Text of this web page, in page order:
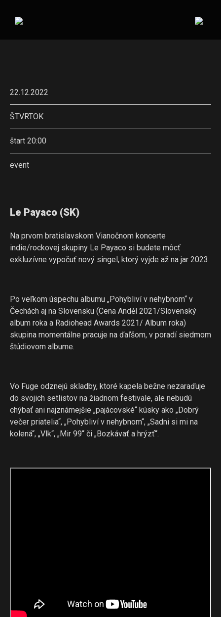
22.12.2022
ŠTVRTOK
štart 20:00
event
Le Payaco (SK)
Na prvom bratislavskom Vianočnom koncerte
indie/rockovej skupiny Le Payaco si budete môcť
exkluzívne vypočuť nový singel, ktorý vyjde až na jar 2023.
Po veľkom úspechu albumu „Pohybliví v nehybnom“ v
Čechách aj na Slovensku (Cena Anděl 2021/Slovenský
album roka a Radiohead Awards 2021/ Album roka)
skupina momentálne pracuje na ďaľšom, v poradí siedmom
štúdiovom albume.
Vo Fuge odznejú skladby, ktoré kapela bežne nezaraďuje
do svojich setlistov na žiadnom festivale, ale nebudú
chýbať ani najznámejšie „pajácovské“ kúsky ako „Dobrý
večer priatelia“, „Pohybliví v nehybnom“, „Sadni si mi na
kolená“, „Vlk“, „Mir 99“ či „Bozkávať a hrýzť“.